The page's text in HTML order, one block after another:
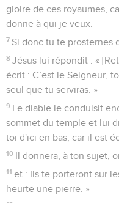
gloire de ces royaumes,
donne à qui je veux.
7 Si donc tu te prosternes
8 Jésus lui répondit : «
écrit : C’est le Seigneur,
seul que tu serviras. »
9 Le diable le conduisit
sommet du temple et lui
toi d'ici en bas, car il est
10 Il donnera, à ton sujet,
11 et : Ils te porteront sur
heurte une pierre. »